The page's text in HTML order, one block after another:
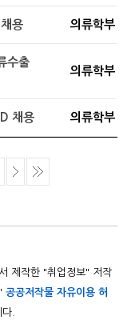
용 의류학부
수출
의류학부
채용 의류학부
제작한 "취업정보" 저작
"공공저작물 자유이용 허
.